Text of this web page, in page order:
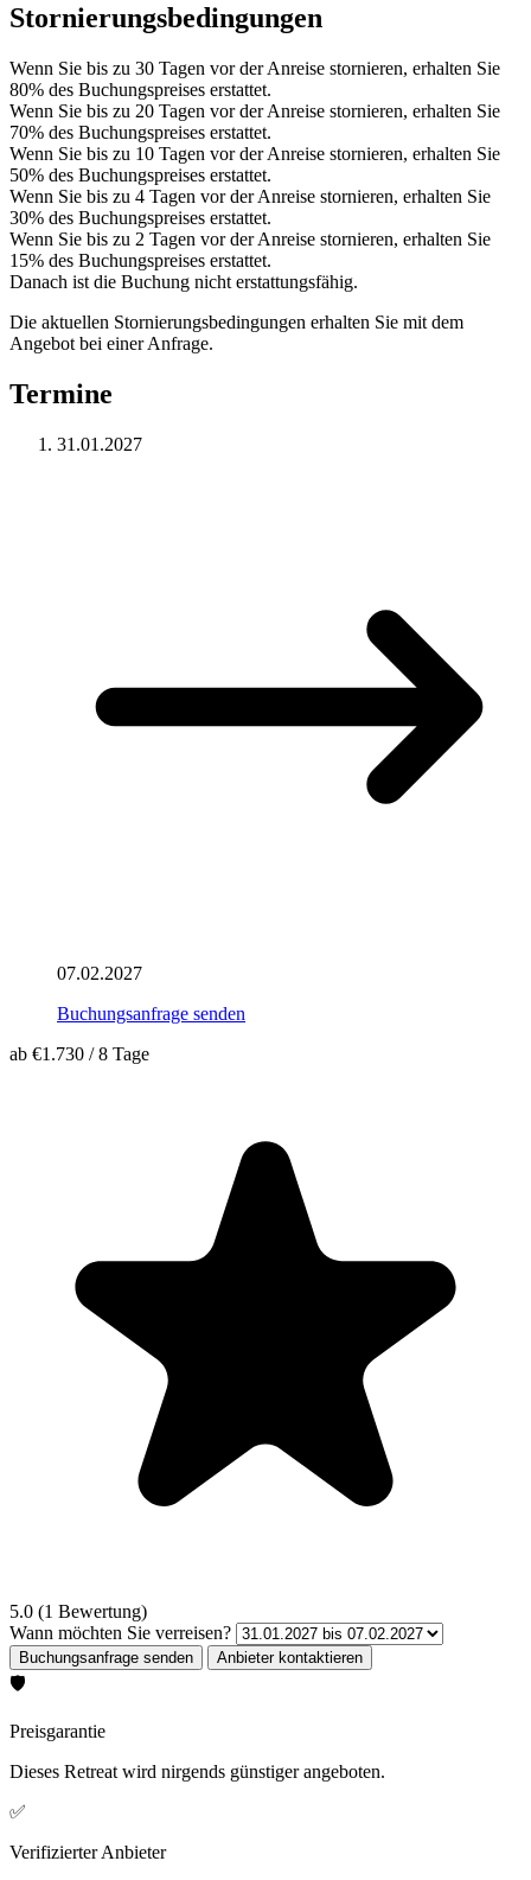
Stornierungsbedingungen
Wenn Sie bis zu 30 Tagen vor der Anreise stornieren, erhalten Sie
80% des Buchungspreises erstattet.
Wenn Sie bis zu 20 Tagen vor der Anreise stornieren, erhalten Sie
70% des Buchungspreises erstattet.
Wenn Sie bis zu 10 Tagen vor der Anreise stornieren, erhalten Sie
50% des Buchungspreises erstattet.
Wenn Sie bis zu 4 Tagen vor der Anreise stornieren, erhalten Sie
30% des Buchungspreises erstattet.
Wenn Sie bis zu 2 Tagen vor der Anreise stornieren, erhalten Sie
15% des Buchungspreises erstattet.
Danach ist die Buchung nicht erstattungsfähig.
Die aktuellen Stornierungsbedingungen erhalten Sie mit dem
Angebot bei einer Anfrage.
Termine
31.01.2027
07.02.2027
Buchungsanfrage senden
ab €1.730 /8 Tage
5.0 (1 Bewertung)
Wann möchten Sie verreisen?
🛡️
Preisgarantie
Dieses Retreat wird nirgends günstiger angeboten.
✅
Verifizierter Anbieter